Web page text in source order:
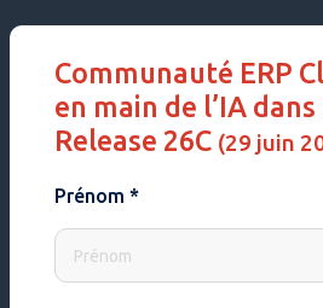
Communauté ERP
en main de l’IA dans
Release 26C (29 juin
Prénom *